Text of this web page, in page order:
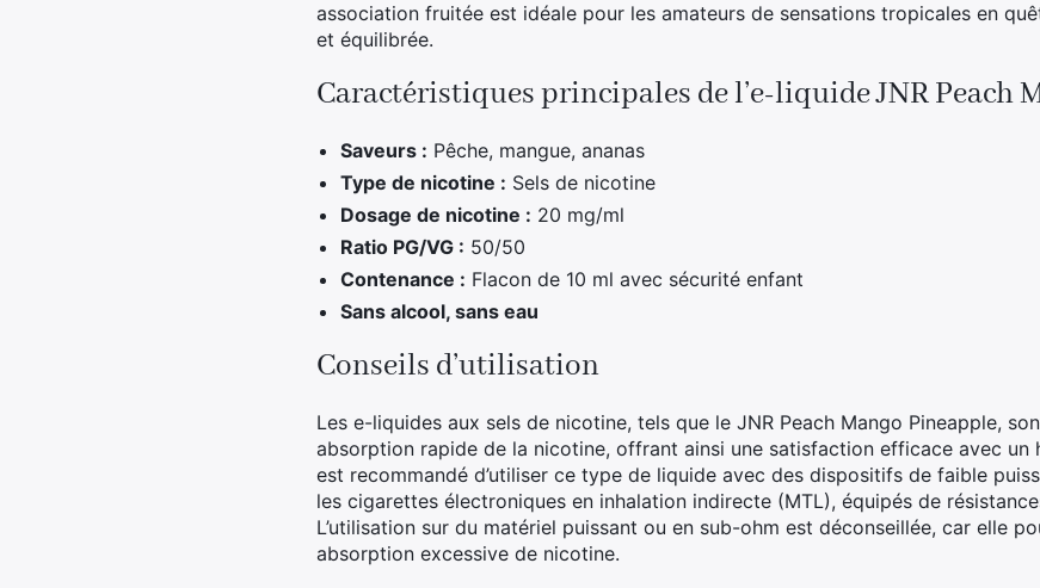
association fruitée est idéale pour les amateurs de sensations tropicales en
et équilibrée.
Caractéristiques principales de l’e-liquide JNR Peach
Saveurs : Pêche, mangue, ananas
Type de nicotine : Sels de nicotine
Dosage de nicotine : 20 mg/ml
Ratio PG/VG : 50/50
Contenance : Flacon de 10 ml avec sécurité enfant
Sans alcool, sans eau
Conseils d’utilisation
Les e-liquides aux sels de nicotine, tels que le JNR Peach Mango Pineapple,
absorption rapide de la nicotine, offrant ainsi une satisfaction efficace avec un
est recommandé d’utiliser ce type de liquide avec des dispositifs de faible
les cigarettes électroniques en inhalation indirecte (MTL), équipés de
L’utilisation sur du matériel puissant ou en sub-ohm est déconseillée, car elle
absorption excessive de nicotine.